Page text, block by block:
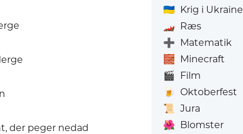
der peger nedad
🇺🇦 Krig i Ukraine
🏎️ Ræs
➕ Matematik
🧱 Minecraft
🎬 Film
🍺
Oktoberfest
📜 Jura
🌺 Blomster